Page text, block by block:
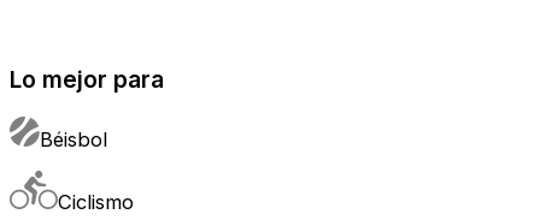
Lo mejor para
Béisbol
Ciclismo